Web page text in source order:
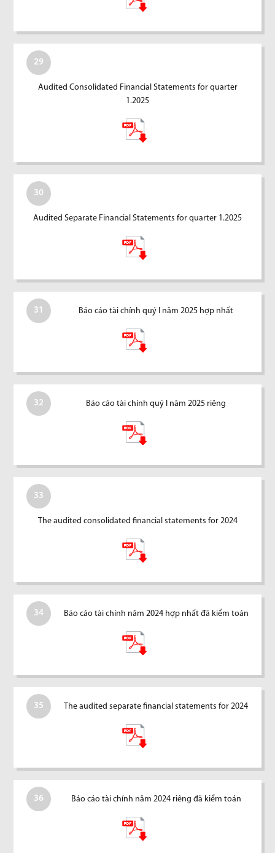
29
Audited Consolidated Financial Statements for quarter
1.2025
30
Audited Separate Financial Statements for quarter 1.2025
31 Báo cáo tài chính quý I năm 2025 hợp nhất
32 Báo cáo tài chính quý I năm 2025 riêng
33
The audited consolidated financial statements for 2024
34 Báo cáo tài chính năm 2024 hợp nhất đã kiểm toán
35 The audited separate financial statements for 2024
36 Báo cáo tài chính năm 2024 riêng đã kiểm toán